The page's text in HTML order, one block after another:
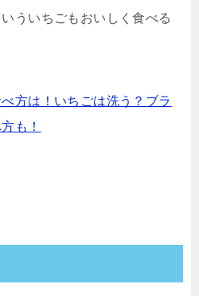
ういちごもおいしく食べる
方は！いちごは洗う？ブラ
も！